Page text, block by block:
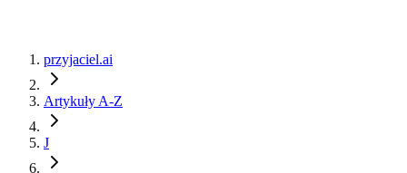
przyjaciel.ai
Artykuły A-Z
J